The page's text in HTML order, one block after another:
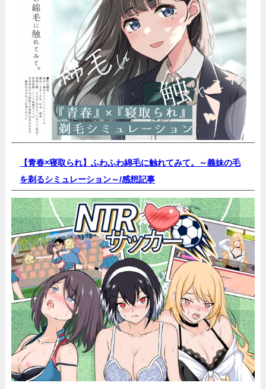
【青春×寝取られ】ふわふわ綿毛に触れてみて。～義妹の毛
を剃るシミュレーション～/感想記事